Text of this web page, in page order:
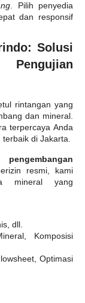
. Pilih penyedia
dan responsif
Solusi
rintangan yang
dan mineral.
terpercaya Anda
terbaik di Jakarta.
resmi, kami
mineral yang
dll.
Komposisi
Optimasi